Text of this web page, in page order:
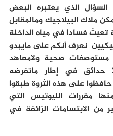
السؤال الذي يعتبره البعض
ملاك البيلاجيك ومالمقابل
تعيث فسادا في مياه الداخلة
نعرف أنكم على مايبدو
مستوصفات صحية ولامعاهد
حدائق في إطار ماتفرضه
على هذه الثروة طبقوا
مقررات الليوتيس التي
من الابتسامات الزائفة في